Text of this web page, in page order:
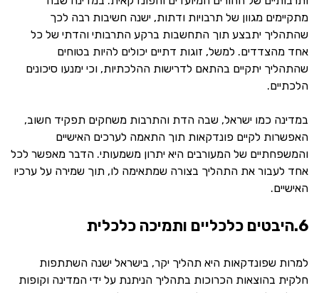
מתקיימים מגוון של תרבויות ודתות, ישנה חשיבות רבה לכך
שהתהליך יתבצע תוך התחשבות ברקע התרבותי והדתי של כל
אחד מהצדדים. למשל, זוגות דתיים יכולים להיות בטוחים
שהתהליך יתקיים בהתאם לדרישות ההלכתיות, וכי ימנעו סיכונים
הלכתיים.
במדינה כמו ישראל, שבה הדת והתרבות משחקים תפקיד חשוב,
האפשרות לקיים פונדקאות תוך התאמה לערכים האישיים
והמשפחתיים של המעורבים היא יתרון משמעותי. הדבר מאפשר לכל
אחד לעבור את התהליך בצורה שמתאימה לו, תוך שמירה על ערכיו
האישיים.
6.היבטים כלכליים ותמיכה כלכלית
למרות שפונדקאות היא תהליך יקר, בישראל ישנה השתתפות
חלקית בהוצאות הכרוכות בתהליך הניתנת על ידי המדינה וקופות